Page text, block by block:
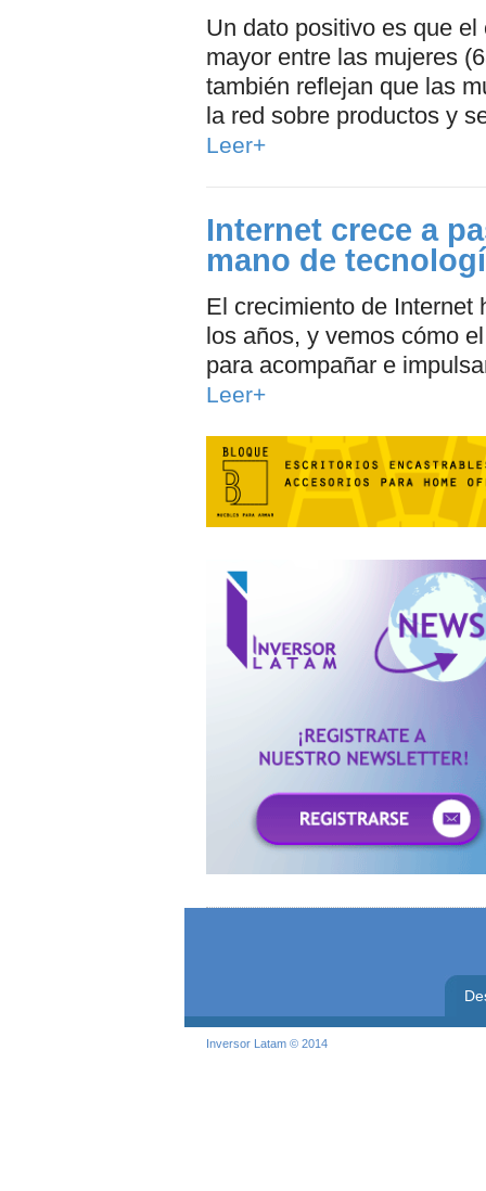
Un dato positivo es que
mayor entre las mujeres
también reflejan que las
la red sobre productos y
Leer+
Internet crece a
mano de
El crecimiento de Internet
los años, y vemos cómo
para acompañar e
Leer+
Inversor Latam © 2014